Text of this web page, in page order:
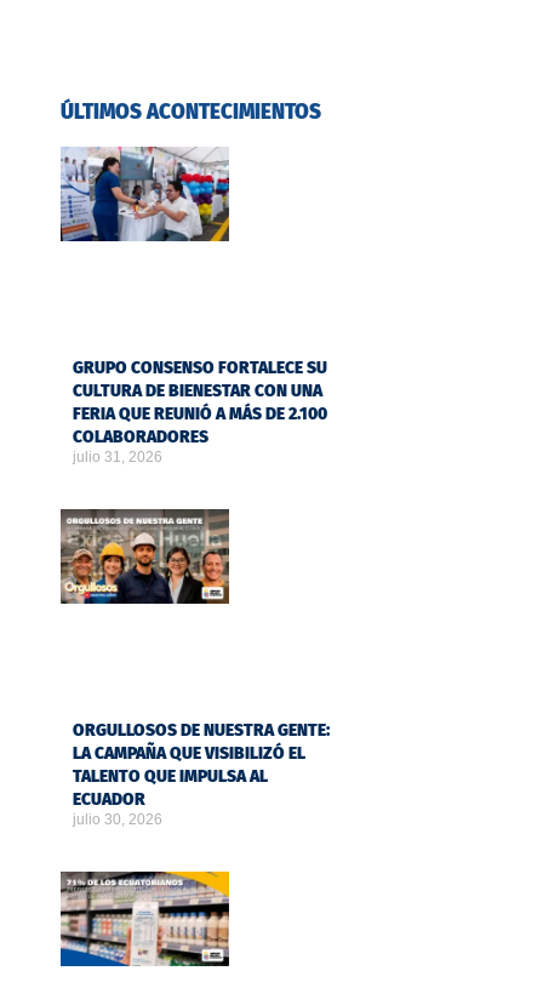
ÚLTIMOS ACONTECIMIENTOS
GRUPO CONSENSO FORTALECE SU
CULTURA DE BIENESTAR CON UNA
FERIA QUE REUNIÓ A MÁS DE 2.100
COLABORADORES
julio 31, 2026
ORGULLOSOS DE NUESTRA GENTE:
LA CAMPAÑA QUE VISIBILIZÓ EL
TALENTO QUE IMPULSA AL
ECUADOR
julio 30, 2026